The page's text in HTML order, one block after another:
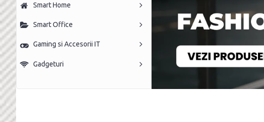
Smart Home
Smart Office
Gaming si Accesorii IT
Gadgeturi